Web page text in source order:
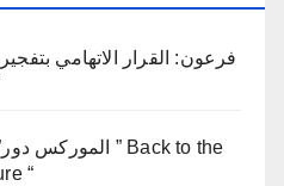
فرعون: القرار الاتهامي
“